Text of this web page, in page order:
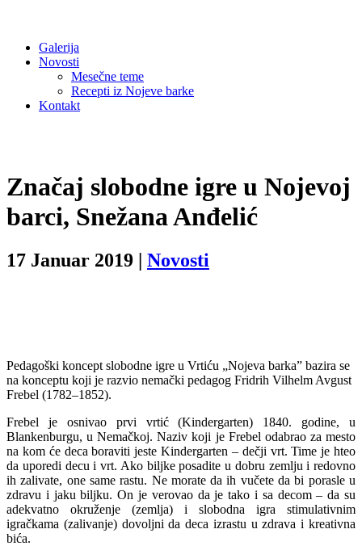
Galerija
Novosti
Mesečne teme
Recepti iz Nojeve barke
Kontakt
Značaj slobodne igre u Nojevoj
barci, Snežana Anđelić
17 Januar 2019 | Novosti
Pedagoški koncept slobodne igre u Vrtiću „Nojeva barka” bazira se
na konceptu koji je razvio nemački pedagog Fridrih Vilhelm Avgust
Frebel (1782–1852).
Frebel je osnivao prvi vrtić (Kindergarten) 1840. godine, u
Blankenburgu, u Nemačkoj. Naziv koji je Frebel odabrao za mesto
na kom će deca boraviti jeste Kindergarten – dečji vrt. Time je hteo
da uporedi decu i vrt. Ako biljke posadite u dobru zemlju i redovno
ih zalivate, one same rastu. Ne morate da ih vučete da bi porasle u
zdravu i jaku biljku. On je verovao da je tako i sa decom – da su
adekvatno okruženje (zemlja) i slobodna igra stimulativnim
igračkama (zalivanje) dovoljni da deca izrastu u zdrava i kreativna
bića.